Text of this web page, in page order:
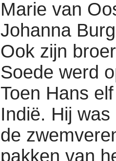
Marie van
Johanna
Ook zijn
Soede werd
Toen Hans
Indië. Hij
de
pakken van